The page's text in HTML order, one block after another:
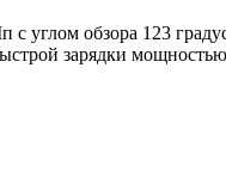
углом обзора 123
зарядки